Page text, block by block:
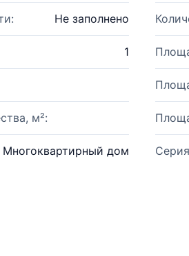
Не заполнено
1
м²:
Многоквартирный дом